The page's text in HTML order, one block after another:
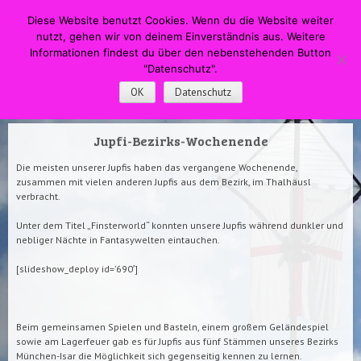
Menü
WECHSELN SIE ZUM INHALT
DPSG Pfadfinderstamm
Swapingo
Jupfi-Bezirks-Wochenende
Die meisten unserer Jupfis haben das vergangene Wochenende,
zusammen mit vielen anderen Jupfis aus dem Bezirk, im Thalhäusl
verbracht.
Unter dem Titel „Finsterworld“ konnten unsere Jupfis während dunkler und
nebliger Nächte in Fantasywelten eintauchen.
[slideshow_deploy id=’690′]
Beim gemeinsamen Spielen und Basteln, einem großem Geländespiel
sowie am Lagerfeuer gab es für Jupfis aus fünf Stämmen unseres Bezirks
München-Isar die Möglichkeit sich gegenseitig kennen zu lernen.
Diese Website benutzt Cookies. Wenn du die Website weiter
nutzt, gehen wir von deinem Einverständnis aus. Weitere
Informationen findest du über den nebenstehenden Button
"Datenschutz".
OK Datenschutz